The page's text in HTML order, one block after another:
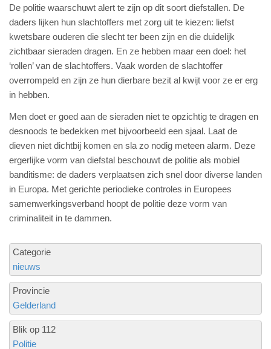
De politie waarschuwt alert te zijn op dit soort diefstallen. De
daders lijken hun slachtoffers met zorg uit te kiezen: liefst
kwetsbare ouderen die slecht ter been zijn en die duidelijk
zichtbaar sieraden dragen. En ze hebben maar een doel: het
‘rollen’ van de slachtoffers. Vaak worden de slachtoffer
overrompeld en zijn ze hun dierbare bezit al kwijt voor ze er erg
in hebben.
Men doet er goed aan de sieraden niet te opzichtig te dragen en
desnoods te bedekken met bijvoorbeeld een sjaal. Laat de
dieven niet dichtbij komen en sla zo nodig meteen alarm. Deze
ergerlijke vorm van diefstal beschouwt de politie als mobiel
banditisme: de daders verplaatsen zich snel door diverse landen
in Europa. Met gerichte periodieke controles in Europees
samenwerkingsverband hoopt de politie deze vorm van
criminaliteit in te dammen.
Categorie
nieuws
Provincie
Gelderland
Blik op 112
Politie